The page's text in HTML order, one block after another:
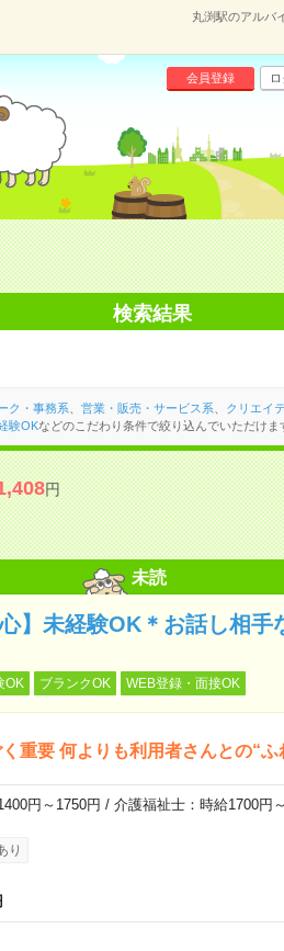
丸渕駅のアルバ
会員登録
検索結果
ク・事務系 営業・販売・サービス系 クリエイ
験OKなどのこだわり条件で絞り込んでいただけま
円
未読
】未経験OK＊お話し相手
OK ブランクOK WEB登録・面接OK
重要 何よりも利用者さんとの“ふ
円～1750円 / 介護福祉士：時給1700円
り